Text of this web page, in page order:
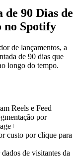
90 Dias de
no Spotify
de lançamentos, a
de 90 dias que
longo do tempo.
Reels e Feed
por
custo por clique para
de visitantes da